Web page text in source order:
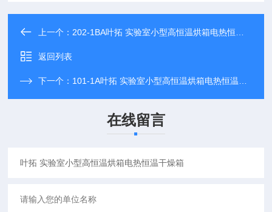
上一个： 202-1BA叶拓 实验室小型高恒温烘箱电热恒温干燥箱
返回列表
下一个： 101-1A叶拓 实验室小型高恒温烘箱电热恒温干燥箱
在线留言